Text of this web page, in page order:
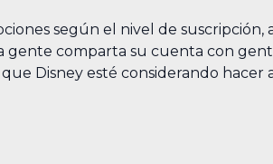
según el nivel de
comparta su cuenta con
Disney esté considerando hacer